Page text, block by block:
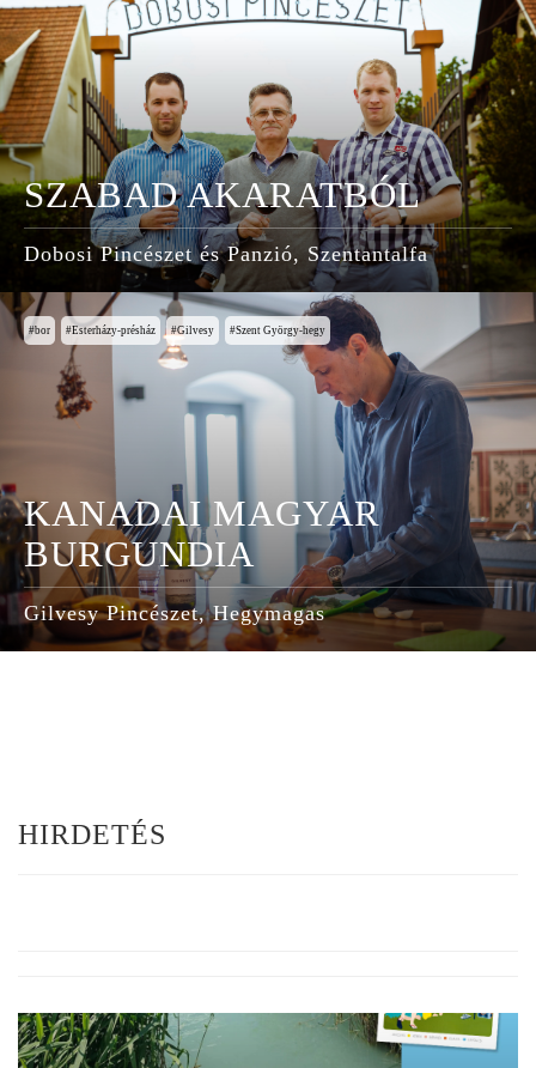
SZABAD AKARATBÓL
Dobosi Pincészet és Panzió, Szentantalfa
bor Esterházy-présház Gilvesy Szent György-hegy
KANADAI MAGYAR
BURGUNDIA
Gilvesy Pincészet, Hegymagas
HIRDETÉS